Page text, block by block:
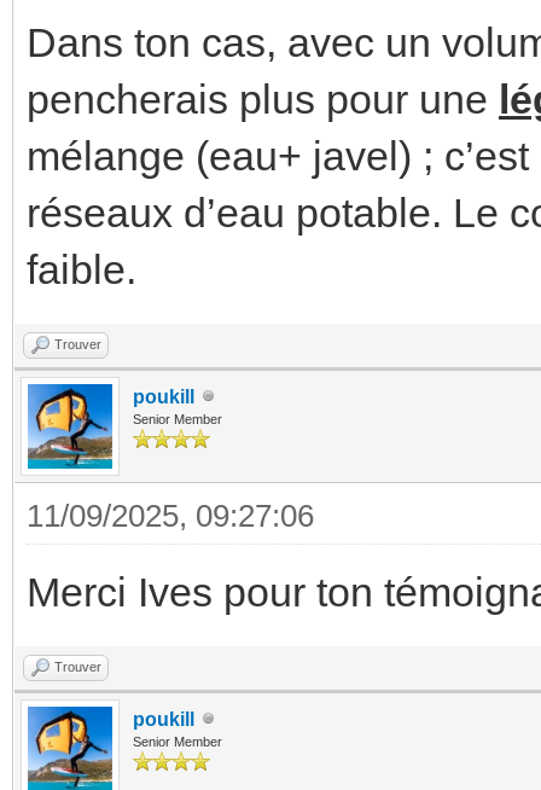
Dans ton cas, avec un
pencherais plus pour une
mélange (eau+ javel) ;
réseaux d’eau potable. Le
faible.
Trouver
poukill
Senior Member
11/09/2025, 09:27:06
Merci Ives pour ton
Trouver
poukill
Senior Member